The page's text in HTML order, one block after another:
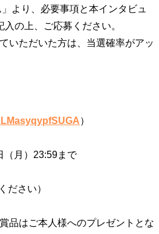
より、必要事項と本インタビュ
の上、ご応募ください。
いただいた方は、当選確率がアッ
）
（月）23:59まで
ださい）
品はご本人様へのプレゼントとな